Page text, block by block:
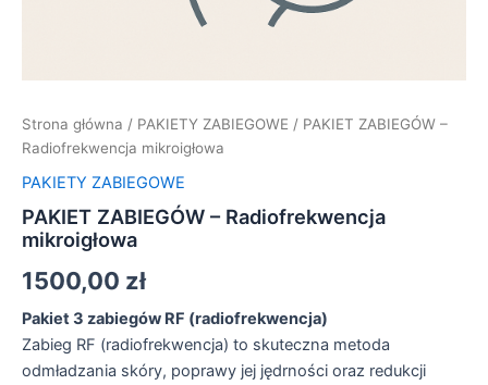
Strona główna / PAKIETY ZABIEGOWE / PAKIET ZABIEGÓW –
Radiofrekwencja mikroigłowa
PAKIETY ZABIEGOWE
PAKIET ZABIEGÓW – Radiofrekwencja
mikroigłowa
1500,00 zł
Pakiet 3 zabiegów RF (radiofrekwencja)
Zabieg RF (radiofrekwencja) to skuteczna metoda
odmładzania skóry, poprawy jej jędrności oraz redukcji